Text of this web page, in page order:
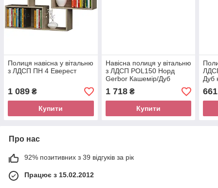
Полиця навісна у вітальню
з ЛДСП ПН 4 Еверест
1 089 ₴
Купити
Навісна полиця у вітальню
з ЛДСП POL150 Норд
Gerbor Кашемір/Дуб
сонома
1 718₴
Купити
Дуб
661
Про нас
92% позитивних з 39 відгуків за рік
Працює з 15.02.2012